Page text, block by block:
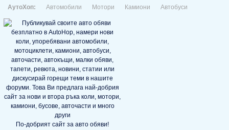
АутоХоп: Автомобили Мотори Камиони Автобуси
По-добрият сайт за авто обяви!